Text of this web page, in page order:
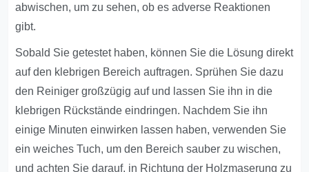
abwischen, um zu sehen, ob es adverse Reaktionen
gibt.
Sobald Sie getestet haben, können Sie die Lösung direkt
auf den klebrigen Bereich auftragen. Sprühen Sie dazu
den Reiniger großzügig auf und lassen Sie ihn in die
klebrigen Rückstände eindringen. Nachdem Sie ihn
einige Minuten einwirken lassen haben, verwenden Sie
ein weiches Tuch, um den Bereich sauber zu wischen,
und achten Sie darauf, in Richtung der Holzmaserung zu